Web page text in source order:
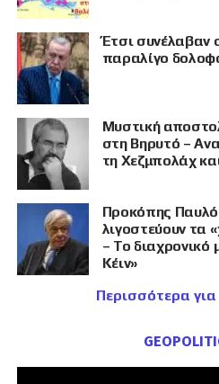
Έτσι συνέλαβαν
παραλίγο
Μυστική
στη Βηρυτό –
τη Χεζμπολάχ
Προκόπης
λιγοστεύουν τα
– Το διαχρονικό
Κέιν»
Περισσότερα